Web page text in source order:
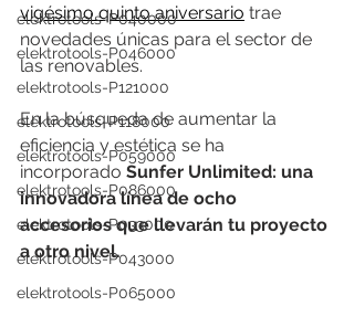
elektrotools-P040000
elektrotools-P046000
elektrotools-P121000
elektrotools-P118000
elektrotools-P059000
elektrotools-P086000
elektrotools-P033000
elektrotools-P043000
elektrotools-P065000
vigésimo quinto aniversario trae
novedades únicas para el sector de
las renovables.
En la búsqueda de aumentar la
eficiencia y estética se ha
incorporado Sunfer Unlimited: una
innovadora línea de ocho
accesorios que llevarán tu proyecto
a otro nivel.